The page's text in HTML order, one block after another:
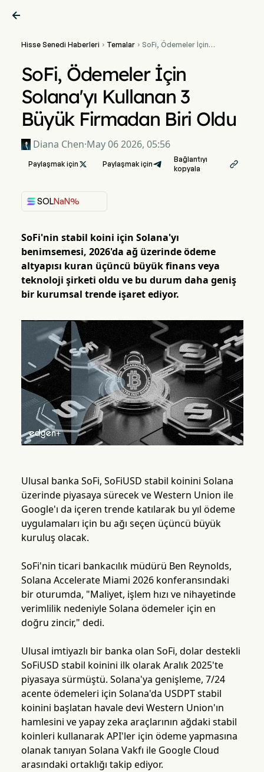

Hisse Senedi Haberleri  Temalar SoFi, Ödemeler İçin
Firmadan Biri Oldu
SoFi, Ödemeler İçin
Solana'yı Kullanan 3
Büyük Firmadan Biri Oldu
Diana Chen·May 06 2026, 05:56
Paylaşmak için  Paylaşmak için
Bağlantıyı
kopyala

SOLNaN%
SoFi'nin stabil koini için Solana'yı
benimsemesi, 2026'da ağ üzerinde ödeme
altyapısı kuran üçüncü büyük finans veya
teknoloji şirketi oldu ve bu durum daha geniş
bir kurumsal trende işaret ediyor.
Ulusal banka SoFi, SoFiUSD stabil koinini Solana
üzerinde piyasaya sürecek ve Western Union ile
Google'ı da içeren trende katılarak bu yıl ödeme
uygulamaları için bu ağı seçen üçüncü büyük
kuruluş olacak.
SoFi'nin ticari bankacılık müdürü Ben Reynolds,
Solana Accelerate Miami 2026 konferansındaki
bir oturumda, "Maliyet, işlem hızı ve nihayetinde
verimlilik nedeniyle Solana ödemeler için en
doğru zincir," dedi.
Ulusal imtiyazlı bir banka olan SoFi, dolar destekli
SoFiUSD stabil koinini ilk olarak Aralık 2025'te
piyasaya sürmüştü. Solana'ya genişleme, 7/24
acente ödemeleri için Solana'da USDPT stabil
koinini başlatan havale devi Western Union'ın
hamlesini ve yapay zeka araçlarının ağdaki stabil
koinleri kullanarak API'ler için ödeme yapmasına
olanak tanıyan Solana Vakfı ile Google Cloud
arasındaki ortaklığı takip ediyor.